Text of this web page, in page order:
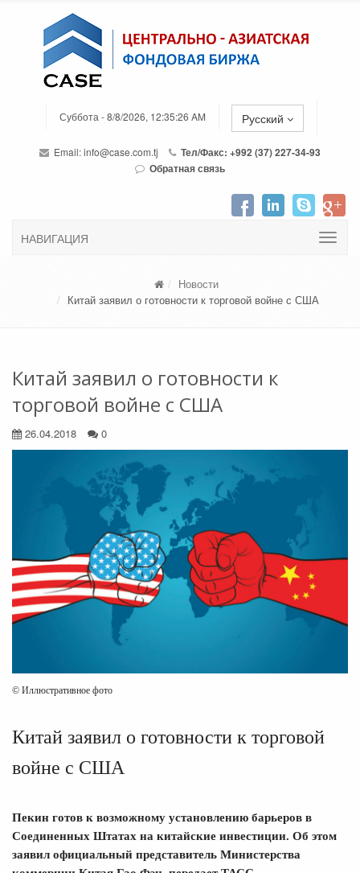
Суббота - 8/8/2026, 12:35:26 AM Русский
Email:info@case.com.tj
Тел/Факс: +992 (37) 227-34-93
Обратная связь
НАВИГАЦИЯ
Новости
Китай заявил о готовности к торговой войне с США
Китай заявил о готовности к
торговой войне с США
26.04.2018 0
© Иллюстративное фото
Китай заявил о готовности к торговой
войне с США
Пекин готов к возможному установлению барьеров в
Соединенных Штатах на китайские инвестиции. Об этом
заявил официальный представитель Министерства